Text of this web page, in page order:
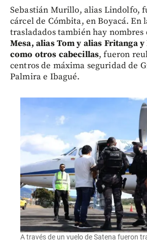
Sebastián Murillo, alias Lindolfo,
cárcel de Cómbita, en Boyacá. En
trasladados también hay
Mesa, alias Tom y alias Fritanga
como otros cabecillas, fueron
centros de máxima seguridad de
Palmira e Ibagué.
A través de un vuelo de Satena fueron